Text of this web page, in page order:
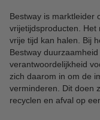
Bestway is marktleider
vrijetijdsproducten. Het
vrije tijd kan halen. Bij
Bestway
verantwoordelijkheid
zich daarom in om de
verminderen. Dit doen
recyclen en afval op